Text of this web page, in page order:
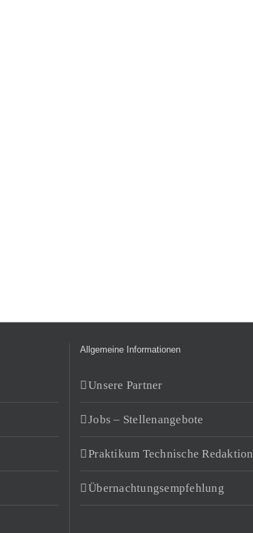
Allgemeine Informationen
Unsere Partner
Jobs – Stellenangebote
Praktikum Technische Redaktion
Übernachtungsempfehlung